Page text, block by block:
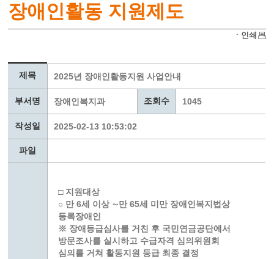
장애인활동 지원제도
ㆍ인쇄
제목 2025년 장애인활동지원 사업안내
부서명 장애인복지과 조회수 1045
작성일 2025-02-13 10:53:02
파일
□ 지원대상
○ 만 6세 이상 ∼만 65세 미만 장애인복지법상
등록장애인
※ 장애등급심사를 거친 후 국민연금공단에서
방문조사를 실시하고 수급자격 심의위원회
심의를 거쳐 활동지원 등급 최종 결정